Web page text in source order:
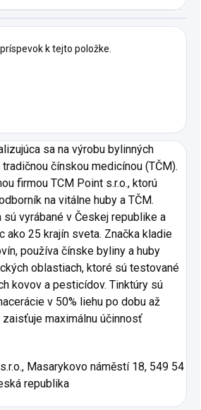
k tejto položke.
sa na výrobu bylinných
čínskou medicínou (TČM).
firmou TCM Point s.r.o., ktorú
na vitálne huby a TČM.
sú vyrábané v Českej republike a
ako 25 krajín sveta. Značka kladie
používa čínske byliny a huby
oblastiach, ktoré sú testované
kovov a pesticídov. Tinktúry sú
v 50% liehu po dobu až
maximálnu účinnosť
Masarykovo náměstí 18, 549 54
republika